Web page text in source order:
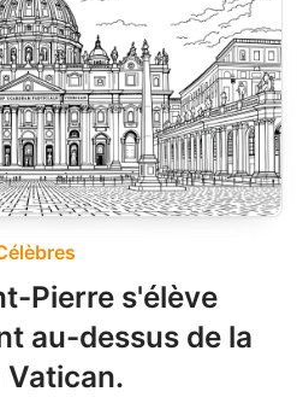
Pierre s'élève
au-dessus de la
Vatican.